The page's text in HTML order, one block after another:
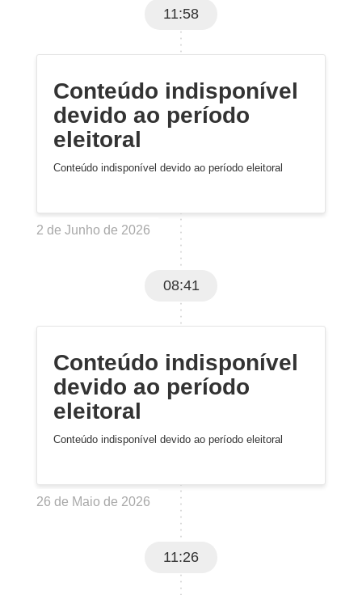
11:58
Conteúdo indisponível
devido ao período
eleitoral
Conteúdo indisponível devido ao período eleitoral
2 de Junho de 2026
08:41
Conteúdo indisponível
devido ao período
eleitoral
Conteúdo indisponível devido ao período eleitoral
26 de Maio de 2026
11:26